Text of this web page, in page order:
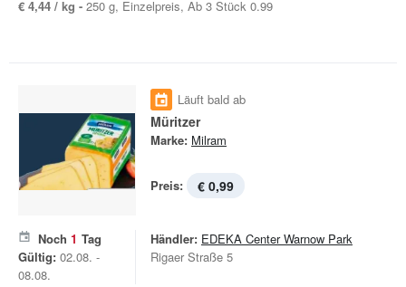
€ 4,44 / kg - 250 g, Einzelpreis, Ab 3 Stück 0.99
Läuft bald ab
Müritzer
Marke: Milram
Preis: € 0,99
Noch 1 Tag
Gültig: 02.08. -
08.08.
Händler: EDEKA Center Warnow Park
Rigaer Straße 5